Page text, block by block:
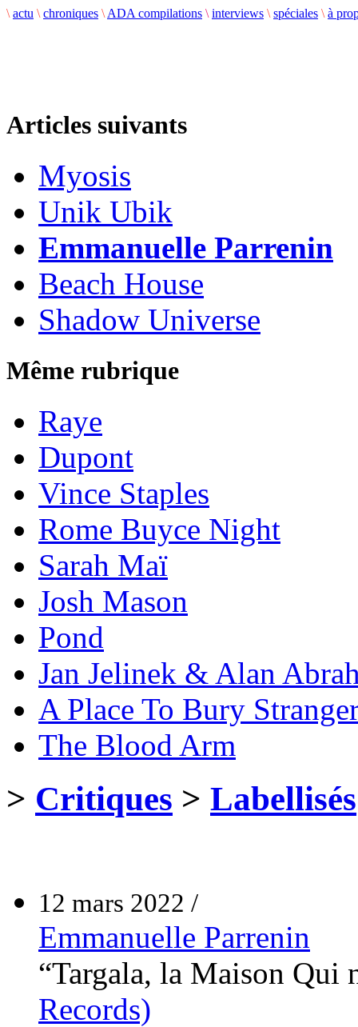
\ actu \ chroniques \ ADA compilations \ interviews \ spéciales \ à
Articles suivants
Myosis
Unik Ubik
Emmanuelle Parrenin
Beach House
Shadow Universe
Même rubrique
Raye
Dupont
Vince Staples
Rome Buyce Night
Sarah Maï
Josh Mason
Pond
Jan Jelinek & Alan
A Place To Bury
The Blood Arm
> Critiques > Labellisés
12 mars 2022 /
Emmanuelle Parrenin
“Targala, la Maison Qui
Records)